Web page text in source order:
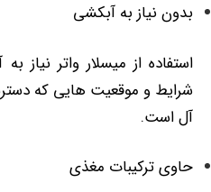
بدون نیاز به آبکشی
استفاده از میسلار واتر نیاز
شرایط و موقعیت‌ هایی که
‌آل است.
حاوی ترکیبات مغذی